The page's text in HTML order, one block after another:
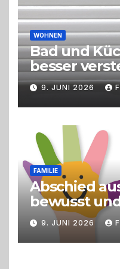
WOHNEN
Bad und
besser
9. JUNI 2026
FAMILIE
Abschied
bewusst
gestalten
9. JUNI 2026